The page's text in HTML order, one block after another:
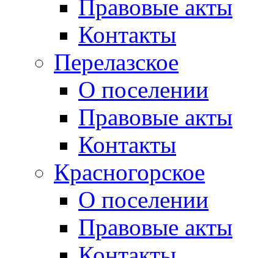
Правовые акты
Контакты
Перелазское
О поселении
Правовые акты
Контакты
Красногорское
О поселении
Правовые акты